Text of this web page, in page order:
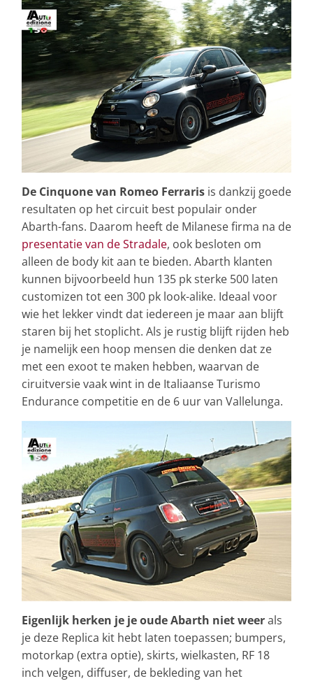
De Cinquone van Romeo Ferraris is dankzij goede
resultaten op het circuit best populair onder
Abarth-fans. Daarom heeft de Milanese firma na de
presentatie van de Stradale, ook besloten om
alleen de body kit aan te bieden. Abarth klanten
kunnen bijvoorbeeld hun 135 pk sterke 500 laten
customizen tot een 300 pk look-alike. Ideaal voor
wie het lekker vindt dat iedereen je maar aan blijft
staren bij het stoplicht. Als je rustig blijft rijden heb
je namelijk een hoop mensen die denken dat ze
met een exoot te maken hebben, waarvan de
ciruitversie vaak wint in de Italiaanse Turismo
Endurance competitie en de 6 uur van Vallelunga.
Eigenlijk herken je je oude Abarth niet weerals
je deze Replica kit hebt laten toepassen; bumpers,
motorkap (extra optie), skirts, wielkasten, RF 18
inch velgen, diffuser, de bekleding van het